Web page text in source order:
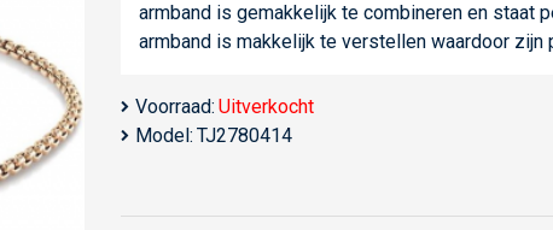
armband is gemakkelijk te combineren en staat
armband is makkelijk te verstellen waardoor
Voorraad: Uitverkocht
Model: TJ2780414